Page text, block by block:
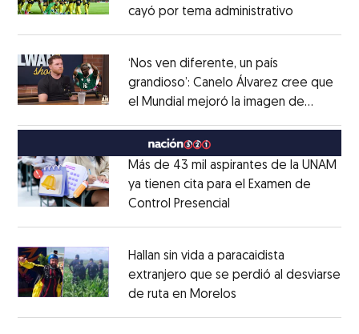
cayó por tema administrativo
‘Nos ven diferente, un país
grandioso’: Canelo Álvarez cree que
el Mundial mejoró la imagen de
Más de 43 mil aspirantes de la UNAM
ya tienen cita para el Examen de
Control Presencial
Hallan sin vida a paracaidista
extranjero que se perdió al desviarse
de ruta en Morelos